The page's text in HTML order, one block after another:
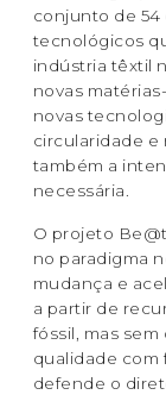
conjunto de 54
tecnológicos
indústria têxtil
novas
novas
circularidade e
também a
necessária.
O projeto
no paradigma
mudança e
a partir de
fóssil, mas
qualidade com
defende o